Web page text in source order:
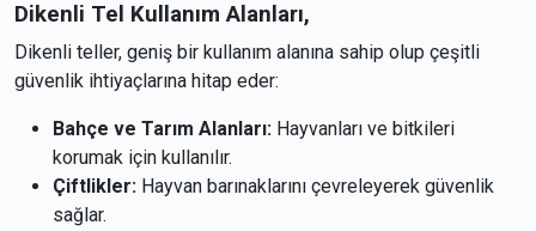
Dikenli Tel Kullanım Alanları,
Dikenli teller, geniş bir kullanım alanına sahip olup çeşitli
güvenlik ihtiyaçlarına hitap eder:
Bahçe ve Tarım Alanları: Hayvanları ve bitkileri
korumak için kullanılır.
Çiftlikler: Hayvan barınaklarını çevreleyerek güvenlik
sağlar.